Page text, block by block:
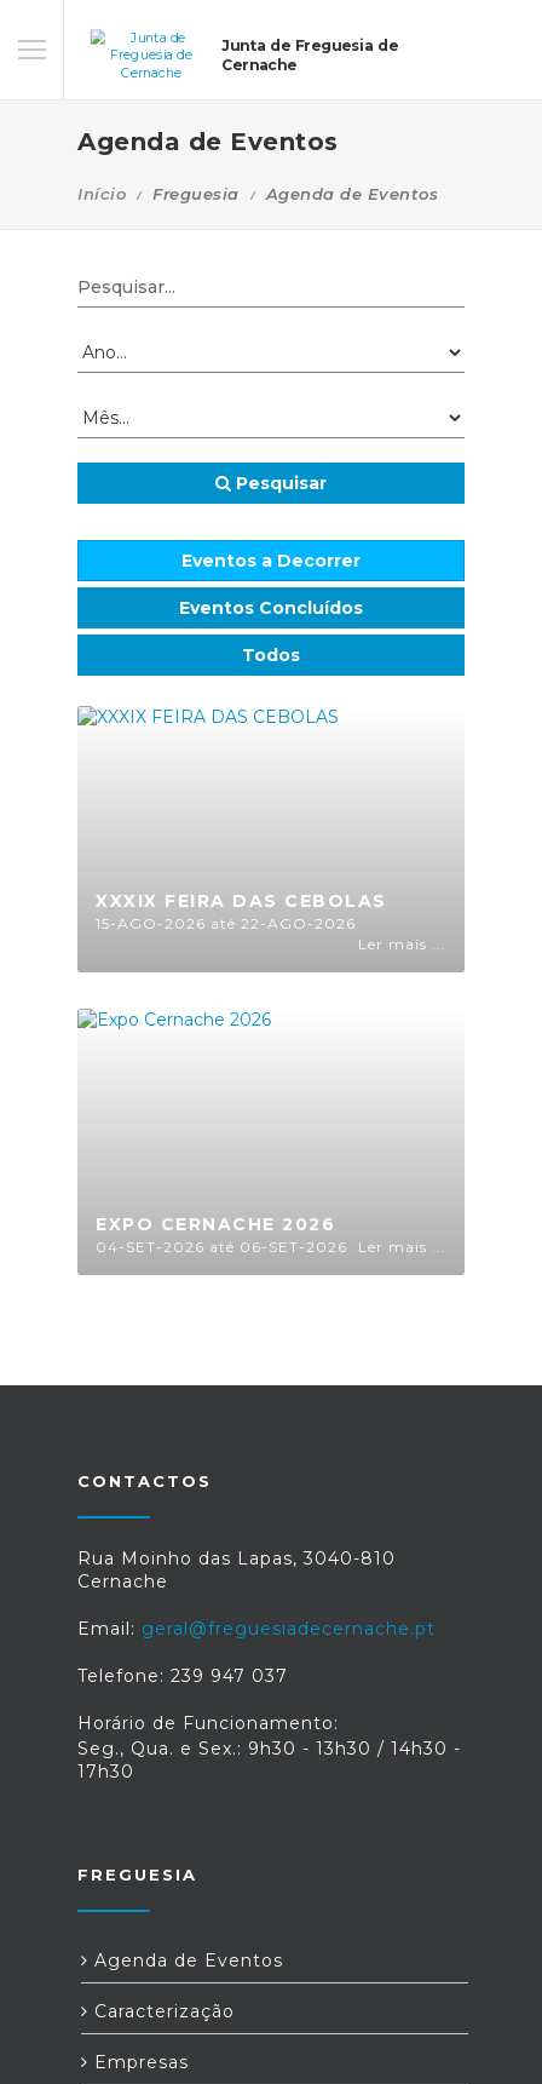
Junta de Freguesia de
Cernache
Agenda de Eventos
Início Freguesia Agenda de Eventos
Pesquisar
Eventos a Decorrer
Eventos Concluídos
Todos
XXXIX FEIRA DAS CEBOLAS
15-AGO-2026 até 22-AGO-2026
Ler mais ...
EXPO CERNACHE 2026
04-SET-2026 até 06-SET-2026 Ler mais ...
CONTACTOS
Rua Moinho das Lapas, 3040-810
Cernache
Email: geral@freguesiadecernache.pt
Telefone: 239 947 037
Horário de Funcionamento:
Seg., Qua. e Sex.: 9h30 - 13h30 / 14h30 -
17h30
FREGUESIA
Agenda de Eventos
Caracterização
Empresas